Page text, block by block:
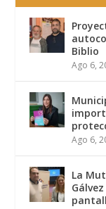
Biblio
Ago 6,
Ago 6,
La